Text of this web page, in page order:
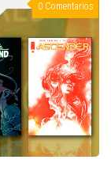
0 Comentarios